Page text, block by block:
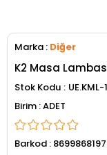
Marka : Diğer
K2 Masa
Stok Kodu
ADET
Barkod :